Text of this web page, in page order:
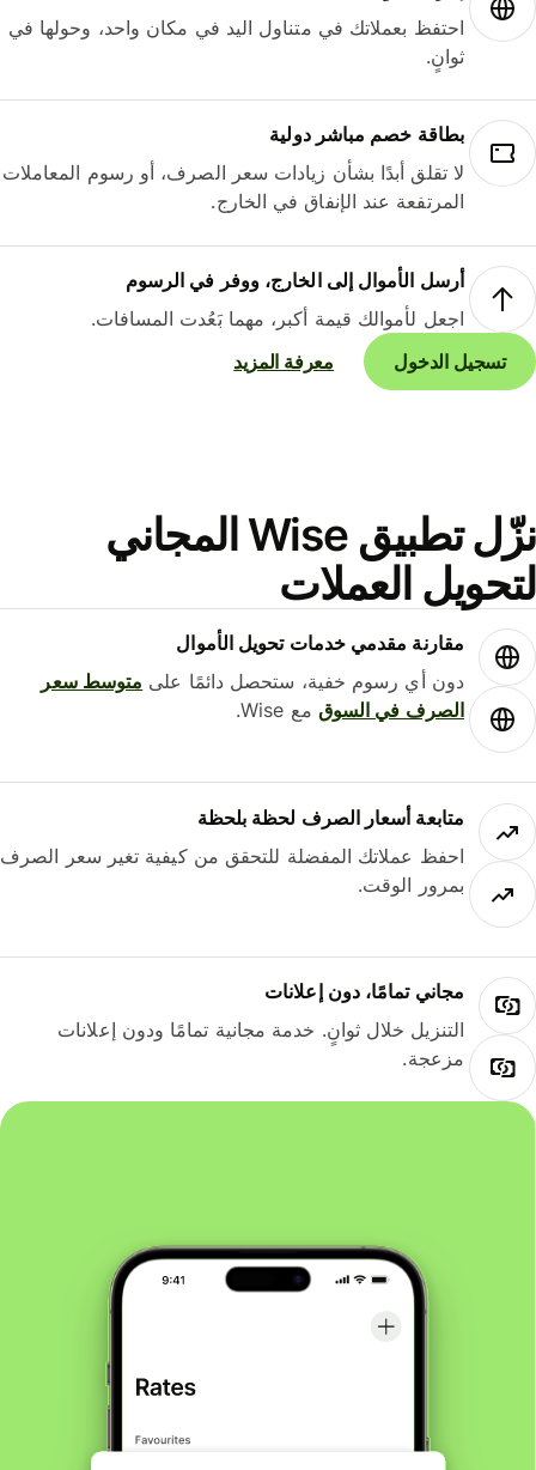
احتفظ بعملاتك في متناول اليد في مكان واحد، وحولها في
ثوانٍ.
بطاقة خصم مباشر دولية
لا تقلق أبدًا بشأن زيادات سعر الصرف، أو رسوم المعاملات
المرتفعة عند الإنفاق في الخارج.
أرسل الأموال إلى الخارج، ووفر في الرسوم
اجعل لأموالك قيمة أكبر، مهما بَعُدت المسافات.
تسجيل الدخول
معرفة المزيد
نزّل تطبيق Wise المجاني
العملات
مقارنة مقدمي خدمات تحويل الأموال
دون أي رسوم خفية، ستحصل دائمًا علىمتوسط ​​سعر
الصرف في السوقمع Wise.
متابعة أسعار الصرف لحظة بلحظة
احفظ عملاتك المفضلة للتحقق من كيفية تغير سعر الصرف
بمرور الوقت.
مجاني تمامًا، دون إعلانات
التنزيل خلال ثوانٍ. خدمة مجانية تمامًا ودون إعلانات
مزعجة.